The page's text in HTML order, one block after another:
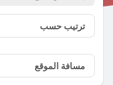
ترتيب حسب
مسافة الموقع